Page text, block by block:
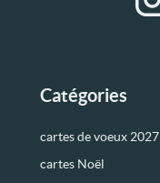
Catégories
cartes de voeux 2027
cartes Noël